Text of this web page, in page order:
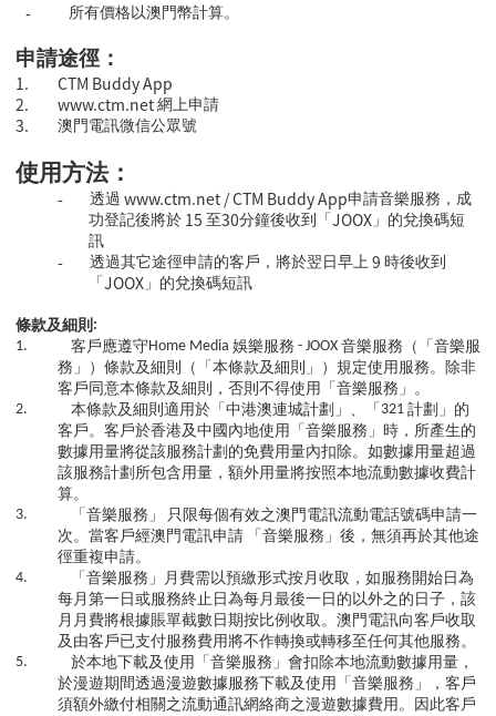
- 所有價格以澳門幣計算。
申請途徑：
1.
CTM Buddy App
2.
www.ctm.net 網上申請
3. 澳門電訊微信公眾號
使用方法：
- 透過 www.ctm.net / CTM Buddy App申請音樂服務，成
功登記後將於 15至30分鐘後收到「JOOX 」的兌換碼短
訊
- 透過其它途徑申請的客戶，將於翌日早上9 時後收到
「JOOX 」的兌換碼短訊
條款及細則 :
1. 客戶應遵守Home Media 娛樂服務 - JOOX 音樂服務（「音樂服
務」）條款及細則（「本條款及細則」）規定使用服務。除非
客戶同意本條款及細則，否則不得使用「音樂服務」。
2. 本條款及細則適用於「中港澳連城計劃」、「 321 計劃」的
客戶。客戶於香港及中國內地使用「音樂服務」時，所產生的
數據用量將從該服務計劃的免費用量內扣除。如數據用量超過
該服務計劃所包含用量，額外用量將按照本地流動數據收費計
算。
3.
「音樂服務」
只限每個有效之澳門電訊流動電話號碼申請一
次。當客戶經澳門電訊申請
「音樂服務」後，無須再於其他途
徑重複申請。
4.
「音樂服務」月費需以預繳形式按月收取，如服務開始日為
每月第一日或服務終止日為每月最後一日的以外之的日子，該
月月費將根據賬單截數日期按比例收取。澳門電訊向客戶收取
及由客戶已支付服務費用將不作轉換或轉移至任何其他服務。
5. 於本地下載及使用「音樂服務」會扣除本地流動數據用量，
於漫遊期間透過漫遊數據服務下載及使用「音樂服務」，客戶
須額外繳付相關之流動通訊網絡商之漫遊數據費用。因此客戶